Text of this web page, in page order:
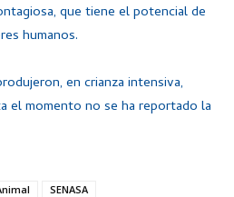
que tiene el potencial de
humanos.
en crianza intensiva,
el momento no se ha reportado la
SENASA